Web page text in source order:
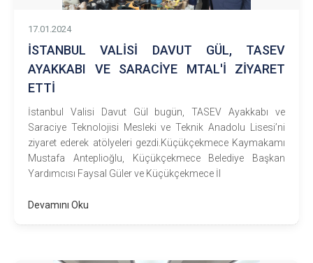
17.01.2024
İSTANBUL VALİSİ DAVUT GÜL, TASEV
AYAKKABI VE SARACİYE MTAL'İ ZİYARET
ETTİ
İstanbul Valisi Davut Gül bugün, TASEV Ayakkabı ve
Saraciye Teknolojisi Mesleki ve Teknik Anadolu Lisesi’ni
ziyaret ederek atölyeleri gezdi.Küçükçekmece Kaymakamı
Mustafa Anteplioğlu, Küçükçekmece Belediye Başkan
Yardımcısı Faysal Güler ve Küçükçekmece İl
Devamını Oku